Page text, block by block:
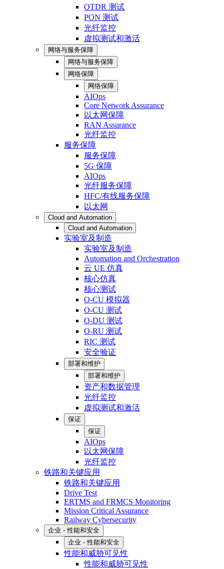
OTDR 测试
PON 测试
光纤监控
虚拟测试和激活
网络与服务保障
网络与服务保障
网络保障
网络保障
AIOps
Core Network Assurance
以太网保障
RAN Assurance
光纤监控
服务保障
服务保障
5G 保障
AIOps
光纤服务保障
HFC/有线服务保障
以太网
Cloud and Automation
Cloud and Automation
实验室及制造
实验室及制造
Automation and Orchestration
云 UE 仿真
核心仿真
核心测试
O-CU 模拟器
O-CU 测试
O-DU 测试
O-RU 测试
RIC 测试
安全验证
部署和维护
部署和维护
资产和数据管理
光纤监控
虚拟测试和激活
保证
保证
AIOps
以太网保障
光纤监控
铁路和关键应用
铁路和关键应用
Drive Test
ERTMS and FRMCS Monitoring
Mission Critical Assurance
Railway Cybersecurity
企业 - 性能和安全
企业 - 性能和安全
性能和威胁可见性
性能和威胁可见性